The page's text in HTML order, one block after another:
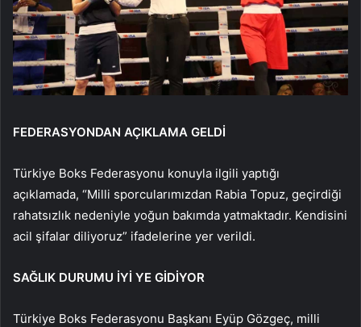
FEDERASYONDAN AÇIKLAMA GELDİ
Türkiye Boks Federasyonu konuyla ilgili yaptığı
açıklamada, “Milli sporcularımızdan Rabia Topuz, geçirdiği
rahatsızlık nedeniyle yoğun bakımda yatmaktadır. Kendisini
acil şifalar diliyoruz” ifadelerine yer verildi.
SAĞLIK DURUMU İYİ YE GİDİYOR
Türkiye Boks Federasyonu Başkanı Eyüp Gözgeç, milli